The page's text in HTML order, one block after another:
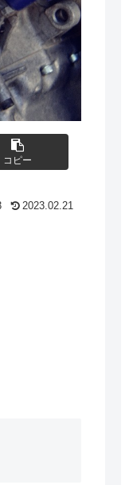
コピー
2023.02.21